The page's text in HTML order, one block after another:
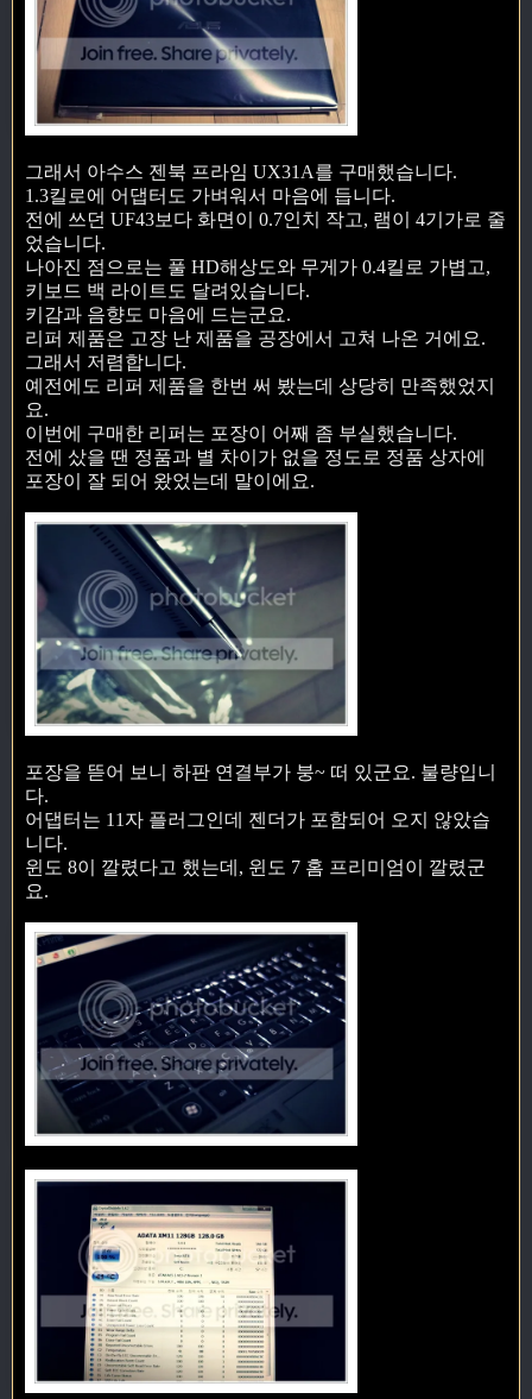
그래서 아수스 젠북 프라임 UX31A를 구매했습니다.
1.3킬로에 어댑터도 가벼워서 마음에 듭니다.
전에 쓰던 UF43보다 화면이 0.7인치 작고, 램이 4기가로 줄
었습니다.
나아진 점으로는 풀 HD해상도와 무게가 0.4킬로 가볍고,
키보드 백 라이트도 달려있습니다.
키감과 음향도 마음에 드는군요.
리퍼 제품은 고장 난 제품을 공장에서 고쳐 나온 거에요.
그래서 저렴합니다.
예전에도 리퍼 제품을 한번 써 봤는데 상당히 만족했었지
요.
이번에 구매한 리퍼는 포장이 어째 좀 부실했습니다.
전에 샀을 땐 정품과 별 차이가 없을 정도로 정품 상자에
포장이 잘 되어 왔었는데 말이에요.
포장을 뜯어 보니 하판 연결부가 붕~ 떠 있군요. 불량입니
다.
어댑터는 11자 플러그인데 젠더가 포함되어 오지 않았습
니다.
윈도 8이 깔렸다고 했는데, 윈도 7 홈 프리미엄이 깔렸군
요.